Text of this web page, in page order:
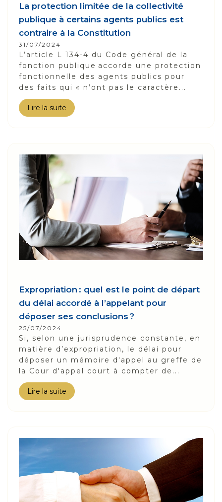
La protection limitée de la collectivité
publique à certains agents publics est
contraire à la Constitution
31/07/2024
L’article L 134-4 du Code général de la
fonction publique accorde une protection
fonctionnelle des agents publics pour
des faits qui « n’ont pas le caractère...
Lire la suite
Expropriation : quel est le point de départ
du délai accordé à l’appelant pour
déposer ses conclusions ?
25/07/2024
Si, selon une jurisprudence constante, en
matière d’expropriation, le délai pour
déposer un mémoire d'appel au greffe de
la Cour d'appel court à compter de...
Lire la suite